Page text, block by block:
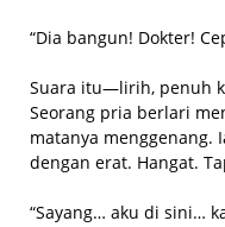
“Dia bangun! Dokter!
Suara itu—lirih, penuh
Seorang pria berlari
matanya menggenang.
dengan erat. Hangat.
“Sayang… aku di sini…